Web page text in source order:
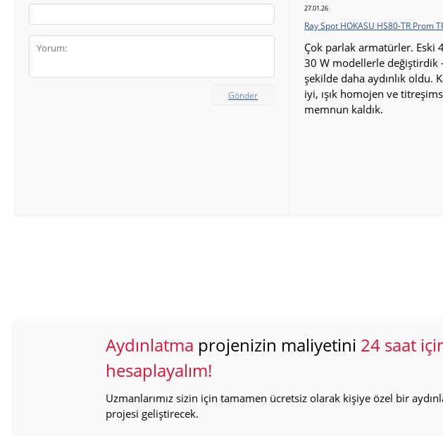
Gönder
27.01.26
Ray Spot HOKASU HS80-TR Prom
Çok parlak armatürler. Eski
30 W modellerle
şekilde daha aydınlık oldu.
iyi, ışık homojen ve
memnun kaldık.
Aydınlatma projenizin maliyetini 24 saat
hesaplayalım!
Uzmanlarımız sizin için tamamen ücretsiz olarak kişiye özel bir
projesi geliştirecek.